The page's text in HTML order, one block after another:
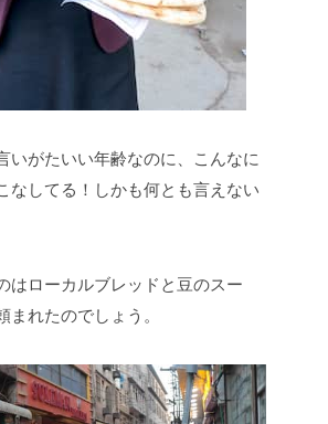
いがたいい年齢なのに、こんなに
なしてる！しかも何とも言えない
はローカルブレッドと豆のスー
まれたのでしょう。